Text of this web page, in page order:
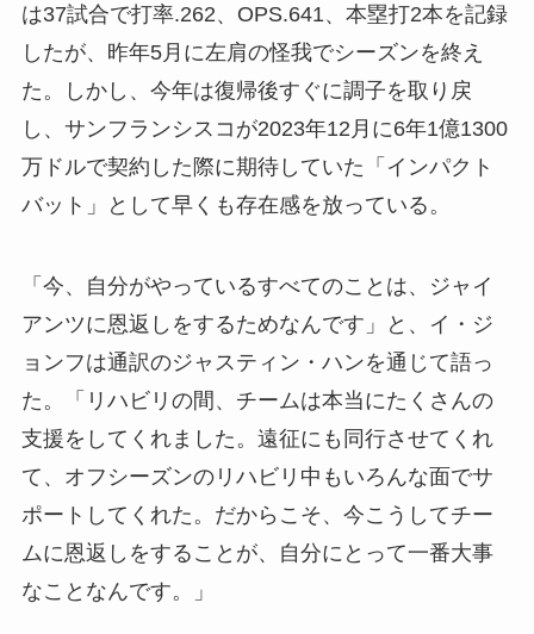
は37試合で打率.262、OPS.641、本塁打2本を記録
したが、昨年5月に左肩の怪我でシーズンを終え
た。しかし、今年は復帰後すぐに調子を取り戻
し、サンフランシスコが2023年12月に6年1億1300
万ドルで契約した際に期待していた「インパクト
バット」として早くも存在感を放っている。
「今、自分がやっているすべてのことは、ジャイ
アンツに恩返しをするためなんです」と、イ・ジ
ョンフは通訳のジャスティン・ハンを通じて語っ
た。「リハビリの間、チームは本当にたくさんの
支援をしてくれました。遠征にも同行させてくれ
て、オフシーズンのリハビリ中もいろんな面でサ
ポートしてくれた。だからこそ、今こうしてチー
ムに恩返しをすることが、自分にとって一番大事
なことなんです。」